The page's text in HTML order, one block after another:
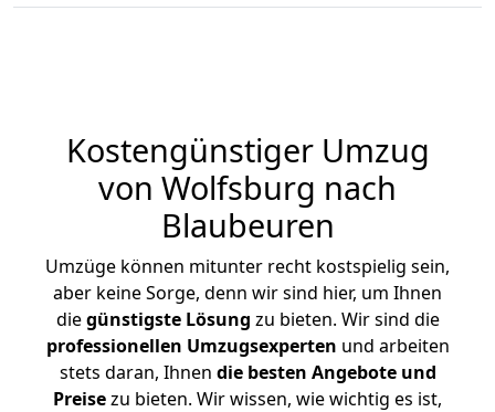
Kostengünstiger Umzug
von Wolfsburg nach
Blaubeuren
Umzüge können mitunter recht kostspielig sein,
aber keine Sorge, denn wir sind hier, um Ihnen
diegünstigste Lösung zu bieten. Wir sind die
professionellen Umzugsexperten und arbeiten
stets daran, Ihnen die besten Angebote und
Preisezu bieten. Wir wissen, wie wichtig es ist,